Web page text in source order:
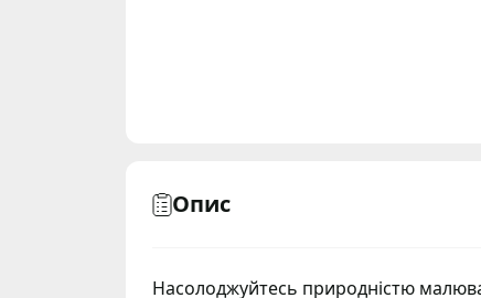
Опис
Насолоджуйтесь природністю